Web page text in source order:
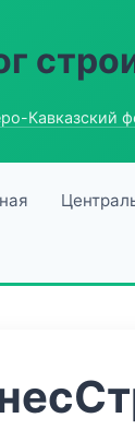
Кавказский